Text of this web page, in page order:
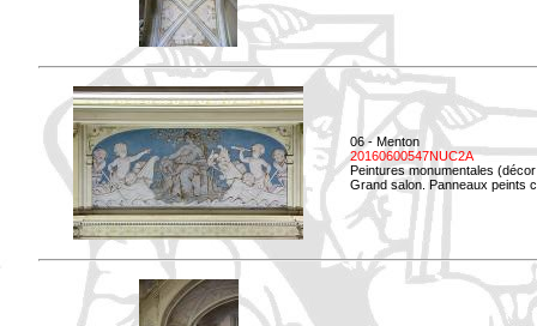
06 - Menton
20160600547NUC2A
Peintures monumentales
Grand salon. Panneaux peints